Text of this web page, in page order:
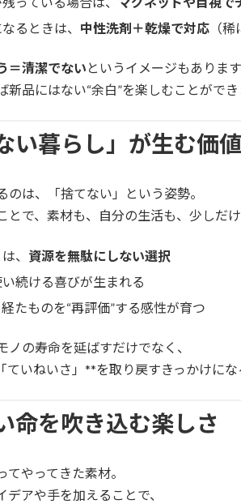
るときは、 中性洗剤＋乾燥で対応 （
＝清潔でない というイメージもあります
新品にはない“余白”を楽しむことができ
い暮らし」が生む価値
のは、「捨てない」という姿勢。
とで、素材も、自分の生活も、少しだけ
、 資源を無駄にしない選択
続ける喜びが生まれる
たものを“再評価”する感性が育つ
ノの寿命を延ばすだけでなく、
いねいさ」**を取り戻すきっかけにな
命を吹き込む楽しさ
やってきた素材。
デアや手を加えることで、